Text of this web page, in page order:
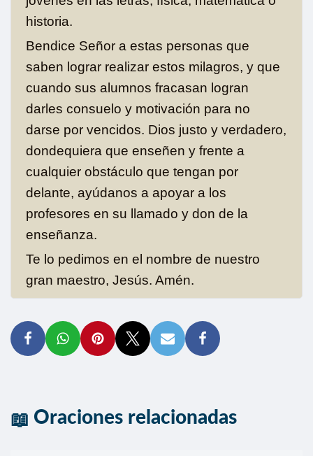
historia.
Bendice Señor a estas personas que
saben lograr realizar estos milagros, y que
cuando sus alumnos fracasan logran
darles consuelo y motivación para no
darse por vencidos. Dios justo y verdadero,
dondequiera que enseñen y frente a
cualquier obstáculo que tengan por
delante, ayúdanos a apoyar a los
profesores en su llamado y don de la
enseñanza.
Te lo pedimos en el nombre de nuestro
gran maestro, Jesús. Amén.
Oraciones relacionadas